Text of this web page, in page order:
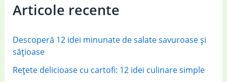
h
o
r
Articole recente
Descoperă 12 idei minunate de salate savuroase și
sățioase
Rețete delicioase cu cartofi: 12 idei culinare simple